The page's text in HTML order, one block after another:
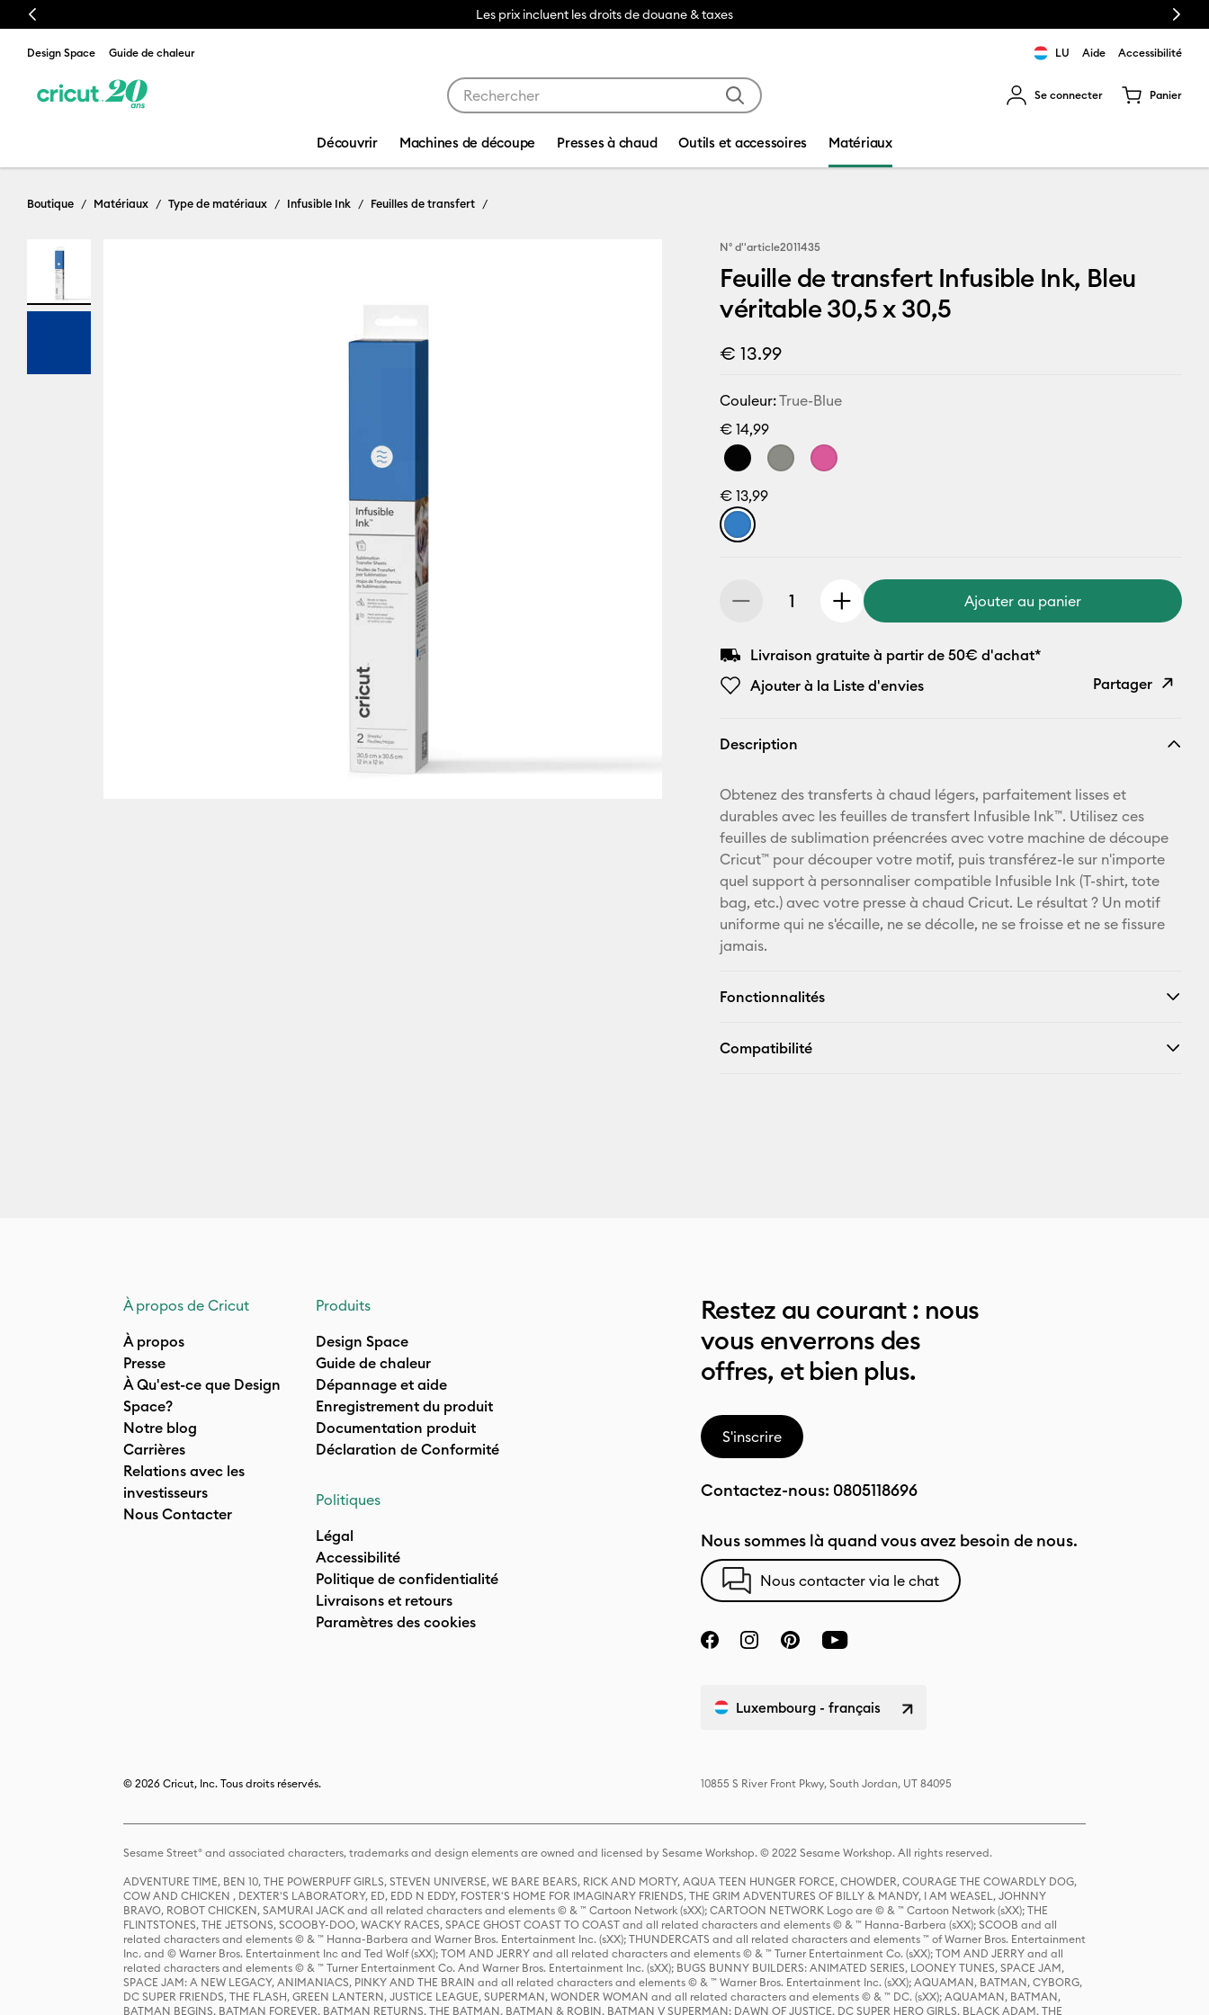
Previous Les prix incluent les droits de douane & taxes Next
Design Space Guide de chaleur LU Aide Accessibilité
Se connecter Panier
Découvrir Machines de découpe Presses à chaud Outils et accessoires Matériaux
Boutique Matériaux Type de matériaux Infusible Ink Feuilles de transfert
N° d''article2011435
Feuille de transfert Infusible Ink, Bleu
véritable 30,5 x 30,5
€ 13.99
Couleur:True-Blue
€ 14,99
€ 13,99
Ajouter au panier
Livraison gratuite à partir de 50€ d'achat*
Ajouter à la Liste d'envies
Partager
E-mail
Pinterest
Facebook
X
Description
Obtenez des transferts à chaud légers, parfaitement lisses et
durables avec les feuilles de transfert Infusible Ink™. Utilisez ces
feuilles de sublimation préencrées avec votre machine de découpe
Cricut™ pour découper votre motif, puis transférez-le sur n'importe
quel support à personnaliser compatible Infusible Ink (T-shirt, tote
bag, etc.) avec votre presse à chaud Cricut. Le résultat ? Un motif
uniforme qui ne s'écaille, ne se décolle, ne se froisse et ne se fissure
jamais.
Fonctionnalités
Compatibilité
À propos de Cricut
À propos
Presse
À Qu'est-ce que Design
Space?
Notre blog
Carrières
Relations avec les
investisseurs
Nous Contacter
Produits
Design Space
Guide de chaleur
Dépannage et aide
Enregistrement du produit
Documentation produit
Déclaration de Conformité
Politiques
Légal
Accessibilité
Politique de confidentialité
Livraisons et retours
Paramètres des cookies
Restez au courant : nous
vous enverrons des
offres, et bien plus.
S'inscrire
Contactez-nous: 0805118696
Nous sommes là quand vous avez besoin de nous.
Nous contacter via le chat
Luxembourg - français
© 2026 Cricut, Inc. Tous droits réservés. 10855 S River Front Pkwy, South Jordan, UT 84095
Sesame Street® and associated characters, trademarks and design elements are owned and licensed by Sesame Workshop. © 2022 Sesame Workshop. All rights reserved.
ADVENTURE TIME, BEN 10, THE POWERPUFF GIRLS, STEVEN UNIVERSE, WE BARE BEARS, RICK AND MORTY, AQUA TEEN HUNGER FORCE, CHOWDER, COURAGE THE COWARDLY DOG,
COW AND CHICKEN , DEXTER'S LABORATORY, ED, EDD N EDDY, FOSTER'S HOME FOR IMAGINARY FRIENDS, THE GRIM ADVENTURES OF BILLY & MANDY, I AM WEASEL, JOHNNY
BRAVO, ROBOT CHICKEN, SAMURAI JACK and all related characters and elements © & ™ Cartoon Network (sXX); CARTOON NETWORK Logo are © & ™ Cartoon Network (sXX); THE
FLINTSTONES, THE JETSONS, SCOOBY-DOO, WACKY RACES, SPACE GHOST COAST TO COAST and all related characters and elements © & ™ Hanna-Barbera (sXX); SCOOB and all
related characters and elements © & ™ Hanna-Barbera and Warner Bros. Entertainment Inc. (sXX); THUNDERCATS and all related characters and elements ™ of Warner Bros. Entertainment
Inc. and © Warner Bros. Entertainment Inc and Ted Wolf (sXX); TOM AND JERRY and all related characters and elements © & ™ Turner Entertainment Co. (sXX); TOM AND JERRY and all
related characters and elements © & ™ Turner Entertainment Co. And Warner Bros. Entertainment Inc. (sXX); BUGS BUNNY BUILDERS: ANIMATED SERIES, LOONEY TUNES, SPACE JAM,
SPACE JAM: A NEW LEGACY, ANIMANIACS, PINKY AND THE BRAIN and all related characters and elements © & ™ Warner Bros. Entertainment Inc. (sXX); AQUAMAN, BATMAN, CYBORG,
DC SUPER FRIENDS, THE FLASH, GREEN LANTERN, JUSTICE LEAGUE, SUPERMAN, WONDER WOMAN and all related characters and elements © & ™ DC. (sXX); AQUAMAN, BATMAN,
BATMAN BEGINS, BATMAN FOREVER, BATMAN RETURNS, THE BATMAN, BATMAN & ROBIN, BATMAN V SUPERMAN: DAWN OF JUSTICE, DC SUPER HERO GIRLS, BLACK ADAM, THE